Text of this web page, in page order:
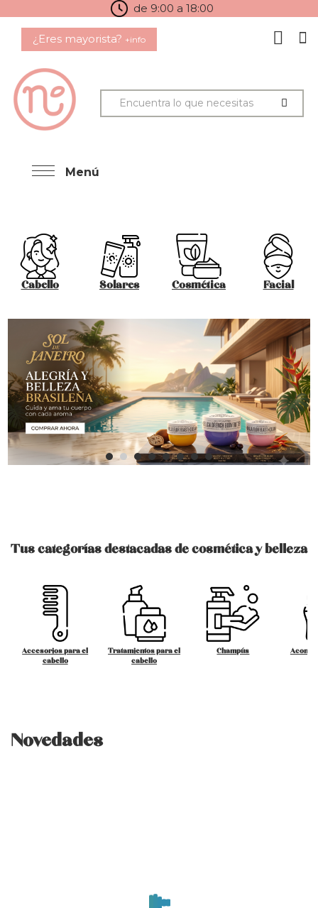
de 9:00 a 18:00
¿Eres mayorista? +info
Menú
Cabello Solares Cosmética Facial
Tus categorías destacadas de cosmética y belleza
Accesorios para el
cabello
Tratamientos para el
cabello
Champús
Novedades